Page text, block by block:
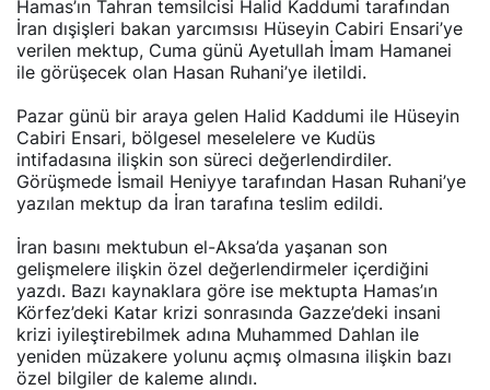
Hamas’ın Tahran temsilcisi Halid Kaddumi tarafından
İran dışişleri bakan yarcımsısı Hüseyin Cabiri Ensari’ye
verilen mektup, Cuma günü Ayetullah İmam Hamanei
ile görüşecek olan Hasan Ruhani’ye iletildi.
Pazar günü bir araya gelen Halid Kaddumi ile Hüseyin
Cabiri Ensari, bölgesel meselelere ve Kudüs
intifadasına ilişkin son süreci değerlendirdiler.
Görüşmede İsmail Heniyye tarafından Hasan Ruhani’ye
yazılan mektup da İran tarafına teslim edildi.
İran basını mektubun el-Aksa’da yaşanan son
gelişmelere ilişkin özel değerlendirmeler içerdiğini
yazdı. Bazı kaynaklara göre ise mektupta Hamas’ın
Körfez’deki Katar krizi sonrasında Gazze’deki insani
krizi iyileştirebilmek adına Muhammed Dahlan ile
yeniden müzakere yolunu açmış olmasına ilişkin bazı
özel bilgiler de kaleme alındı.